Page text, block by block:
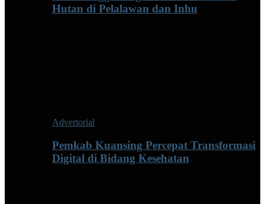
Hutan di Pelalawan dan Inhu
Advertorial
Pemkab Kuansing Percepat Transformasi
Digital di Bidang Kesehatan